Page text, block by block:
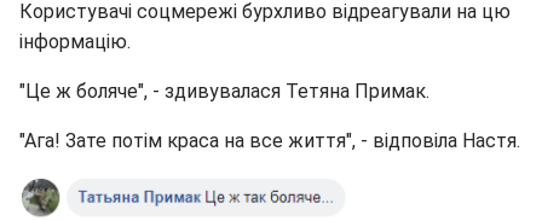
Користувачі соцмережі бурхливо відреагували на цю
інформацію.
"Це ж боляче", - здивувалася Тетяна Примак.
"Ага! Зате потім краса на все життя", - відповіла Настя.